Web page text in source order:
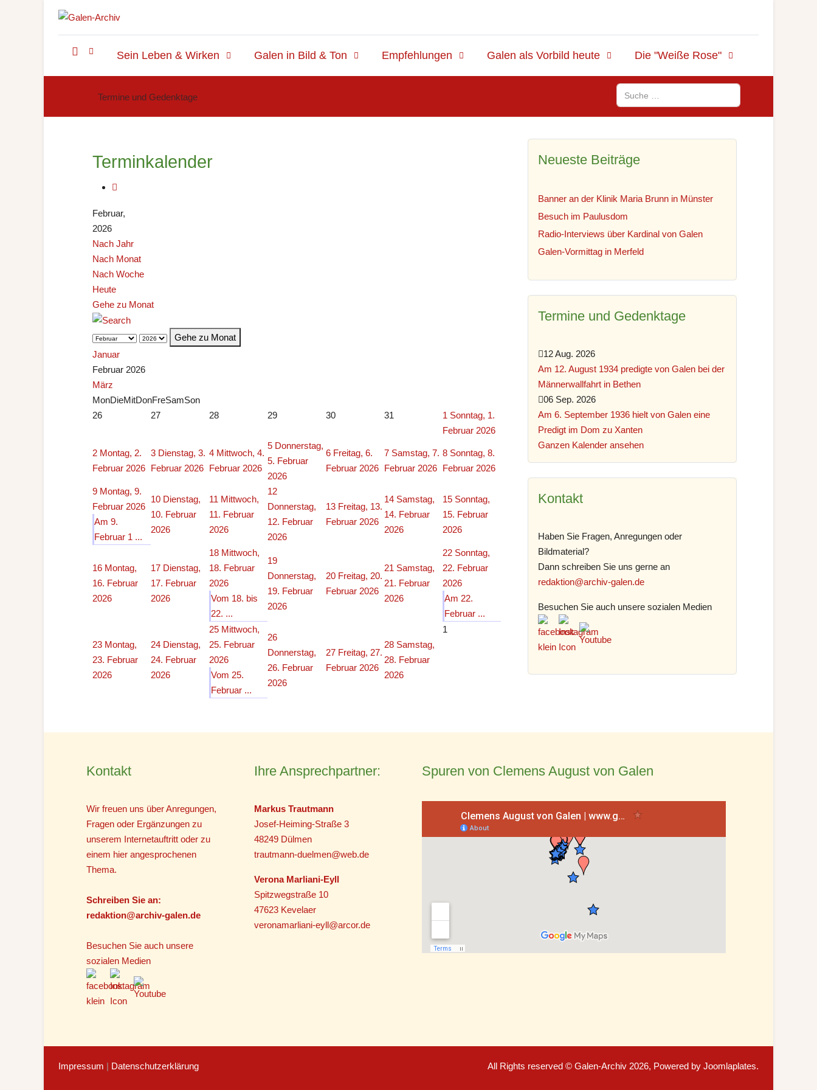
Sein Leben & Wirken Galen in Bild & Ton Empfehlungen Galen als Vorbild heute Die "Weiße Rose"
Termine und Gedenktage
Suchen
Terminkalender
Februar,
2026
Nach Jahr
Nach Monat
Nach Woche
Heute
Gehe zu Monat
Gehe zu Monat
Januar
Februar 2026
März
MonDieMitDonFreSamSon
26
27 28 29 30 31 1 Sonntag, 1.
Februar 2026
2 Montag, 2.
Februar 2026
3 Dienstag, 3.
Februar 2026
4 Mittwoch, 4.
Februar 2026
5 Donnerstag,
5. Februar
2026
6 Freitag, 6.
Februar 2026
7 Samstag, 7.
Februar 2026
8 Sonntag, 8.
Februar 2026
9 Montag, 9.
Februar 2026
Am 9.
Februar 1 ...
10 Dienstag,
10. Februar
2026
11 Mittwoch,
11. Februar
2026
12
Donnerstag,
12. Februar
2026
13 Freitag, 13.
Februar 2026
14 Samstag,
14. Februar
2026
15 Sonntag,
15. Februar
2026
16 Montag,
16. Februar
2026
17 Dienstag,
17. Februar
2026
18 Mittwoch,
18. Februar
2026
Vom 18. bis
22. ...
19
Donnerstag,
19. Februar
2026
20 Freitag, 20.
Februar 2026
21 Samstag,
21. Februar
2026
22 Sonntag,
22. Februar
2026
Am 22.
Februar ...
23 Montag,
23. Februar
2026
24 Dienstag,
24. Februar
2026
25 Mittwoch,
25. Februar
2026
Vom 25.
Februar ...
26
Donnerstag,
26. Februar
2026
27 Freitag, 27.
Februar 2026
28 Samstag,
28. Februar
2026
1
Neueste Beiträge
Banner an der Klinik Maria Brunn in Münster
Besuch im Paulusdom
Radio-Interviews über Kardinal von Galen
Galen-Vormittag in Merfeld
Termine und Gedenktage
12 Aug. 2026
Am 12. August 1934 predigte von Galen bei der
Männerwallfahrt in Bethen
06 Sep. 2026
Am 6. September 1936 hielt von Galen eine
Predigt im Dom zu Xanten
Ganzen Kalender ansehen
Kontakt
Haben Sie Fragen, Anregungen oder
Bildmaterial?
Dann schreiben Sie uns gerne an
redaktion@archiv-galen.de
Besuchen Sie auch unsere sozialen Medien
Kontakt
Wir freuen uns über Anregungen,
Fragen oder Ergänzungen zu
unserem Internetauftritt oder zu
einem hier angesprochenen
Thema.
Schreiben Sie an:
redaktion@archiv-galen.de
Besuchen Sie auch unsere
sozialen Medien
Ihre Ansprechpartner:
Markus Trautmann
Josef-Heiming-Straße 3
48249 Dülmen
trautmann-duelmen@web.de
Verona Marliani-Eyll
Spitzwegstraße 10
47623 Kevelaer
veronamarliani-eyll@arcor.de
Spuren von Clemens August von Galen
Impressum Datenschutzerklärung All Rights reserved © Galen-Archiv 2026, Powered by Joomlaplates.